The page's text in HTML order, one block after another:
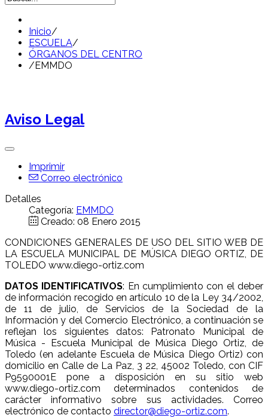
Inicio/
ESCUELA/
ÓRGANOS DEL CENTRO
/EMMDO
Aviso Legal
Imprimir
Correo electrónico
Detalles
Categoría: EMMDO
Creado: 08 Enero 2015
CONDICIONES GENERALES DE USO DEL SITIO WEB DE
LA ESCUELA MUNICIPAL DE MÚSICA DIEGO ORTIZ, DE
TOLEDO www.diego-ortiz.com
DATOS IDENTIFICATIVOS: En cumplimiento con el deber
de información recogido en artículo 10 de la Ley 34/2002,
de 11 de julio, de Servicios de la Sociedad de la
Información y del Comercio Electrónico, a continuación se
reflejan los siguientes datos: Patronato Municipal de
Música - Escuela Municipal de Música Diego Ortiz, de
Toledo (en adelante Escuela de Música Diego Ortiz) con
domicilio en Calle de La Paz, 3 22, 45002 Toledo, con CIF
P9590001E pone a disposición en su sitio web
www.diego-ortiz.com determinados contenidos de
carácter informativo sobre sus actividades. Correo
electrónico de contacto director@diego-ortiz.com.